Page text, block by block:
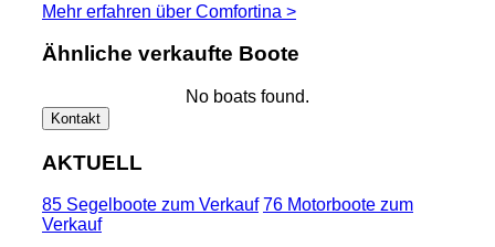
Mehr erfahren über Comfortina >
Ähnliche verkaufte Boote
No boats found.
Kontakt
AKTUELL
85 Segelboote zum Verkauf 76 Motorboote zum
Verkauf